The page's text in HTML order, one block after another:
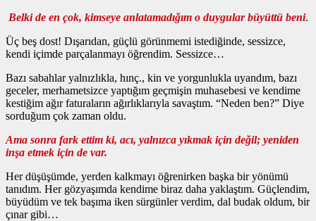
Belki de en çok, kimseye anlatamadığım o duygular büyüttü beni.
Üç beş dost! Dışarıdan, güçlü görünmemi istediğinde, sessizce,
kendi içimde parçalanmayı öğrendim. Sessizce…
Bazı sabahlar yalnızlıkla, hınç., kin ve yorgunlukla uyandım, bazı
geceler, merhametsizce yaptığım geçmişin muhasebesi ve kendime
kestiğim ağır faturaların ağırlıklarıyla savaştım. “Neden ben?” Diye
sorduğum çok zaman oldu.
Ama sonra fark ettim ki, acı, yalnızca yıkmak için değil; yeniden
inşa etmek için de var.
Her düşüşümde, yerden kalkmayı öğrenirken başka bir yönümü
tanıdım. Her gözyaşımda kendime biraz daha yaklaştım. Güçlendim,
büyüdüm ve tek başıma iken sürgünler verdim, dal budak oldum, bir
çınar gibi…